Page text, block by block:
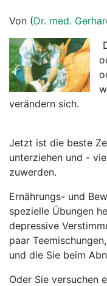
Ratgeber
Rubriken
Von (Dr. med.
verändern sich.
Jetzt ist die beste
unterziehen und -
zuwerden.
Ernährungs- und
spezielle Übungen
depressive
paar
und die Sie beim
Oder Sie versuchen